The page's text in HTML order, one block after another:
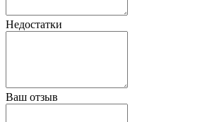
Недостатки
Ваш отзыв